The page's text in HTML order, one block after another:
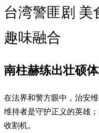
台湾警匪剧 美
趣味融合
南柱赫练出壮硕
在法界和警方眼中，治安
维持者是守护正义的英雄
收割机。